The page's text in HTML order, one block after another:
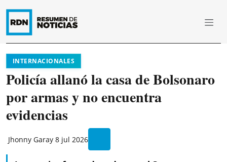
INTERNACIONALES
Policía allanó la casa de Bolsonaro
por armas y no encuentra
evidencias
Jhonny Garay 8 jul 2026